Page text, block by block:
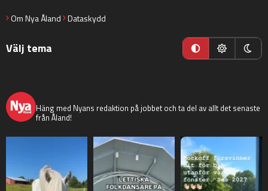
Om Nya Åland Dataskydd
Välj tema
Häng med Nyans redaktion på jobbet och ta del av allt det senaste
från Åland!